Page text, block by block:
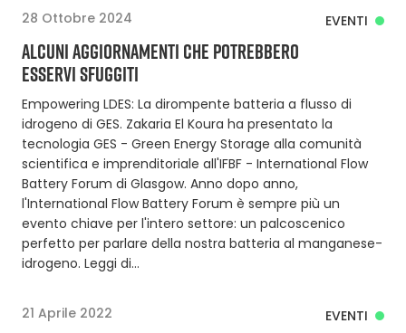
28 Ottobre 2024 EVENTI
ALCUNI AGGIORNAMENTI CHE POTREBBERO
ESSERVI SFUGGITI
Empowering LDES: La dirompente batteria a flusso di
idrogeno di GES. Zakaria El Koura ha presentato la
tecnologia GES - Green Energy Storage alla comunità
scientifica e imprenditoriale all'IFBF - International Flow
Battery Forum di Glasgow. Anno dopo anno,
l'International Flow Battery Forum è sempre più un
evento chiave per l'intero settore: un palcoscenico
perfetto per parlare della nostra batteria al manganese-
idrogeno. Leggi di…
21 Aprile 2022 EVENTI